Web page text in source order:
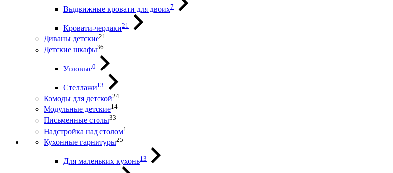
Выдвижные кровати для двоих7
Кровати-чердаки21
Диваны детские21
Детские шкафы36
Угловые0
Стеллажи13
Комоды для детской24
Модульные детские14
Письменные столы33
Надстройка над столом1
Кухонные гарнитуры25
Для маленьких кухонь13